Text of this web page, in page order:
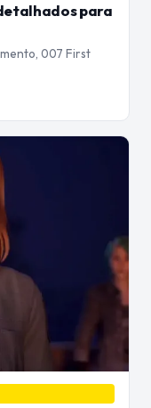
para
007 First